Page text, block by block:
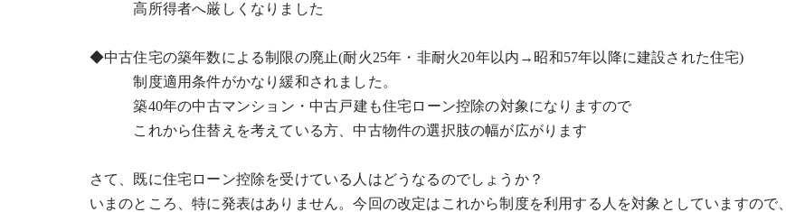
高所得者へ厳しくなりました
◆中古住宅の築年数による制限の廃止(耐火25年・非耐火20年以内→昭和57年以降に建設された住宅)
制度適用条件がかなり緩和されました。
築40年の中古マンション・中古戸建も住宅ローン控除の対象になりますので
これから住替えを考えている方、中古物件の選択肢の幅が広がります
さて、既に住宅ローン控除を受けている人はどうなるのでしょうか？
いまのところ、特に発表はありません。今回の改定はこれから制度を利用する人を対象としていますので、